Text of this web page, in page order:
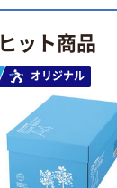
ヒット商品
オリジナル